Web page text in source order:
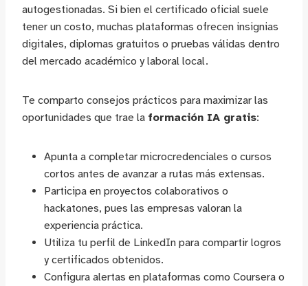
autogestionadas. Si bien el certificado oficial suele
tener un costo, muchas plataformas ofrecen insignias
digitales, diplomas gratuitos o pruebas válidas dentro
del mercado académico y laboral local.
Te comparto consejos prácticos para maximizar las
oportunidades que trae la formación IA gratis:
Apunta a completar microcredenciales o cursos
cortos antes de avanzar a rutas más extensas.
Participa en proyectos colaborativos o
hackatones, pues las empresas valoran la
experiencia práctica.
Utiliza tu perfil de LinkedIn para compartir logros
y certificados obtenidos.
Configura alertas en plataformas como Coursera o